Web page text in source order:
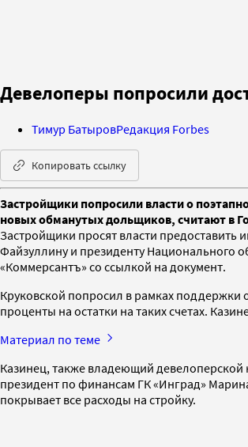
Девелоперы попросили
Тимур БатыровРедакция Forbes
Копировать ссылку
Застройщики попросили власти о
новых обманутых дольщиков, считают в
Застройщики просят власти предоставить
Файзуллину и президенту Национального
«Коммерсантъ» со ссылкой на документ.
Круковской попросил в рамках поддержки
проценты на остатки на таких счетах.
Материал по теме
Казинец, также владеющий девелоперской
президент по финансам ГК «Инград»
покрывает все расходы на стройку.